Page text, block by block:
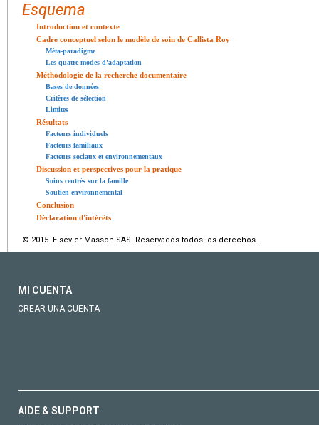
Esquema
Introduction et contexte
Cadre conceptuel selon le modèle de soin de Callista Roy
Méta-paradigme
Les quatre modes d'adaptation
Méthodologie de la recherche documentaire
Bases de données
Critères de sélection
Limites
Résultats
Facteurs individuels
Facteurs familiaux
Facteurs sociaux et environnementaux
Discussion et perspectives pour la pratique
Soins centrés sur la famille
Soutien environnemental
Conclusion
Déclaration d'intérêts
© 2015 Elsevier Masson SAS. Reservados todos los derechos.
MI CUENTA
CREAR UNA CUENTA
AIDE & SUPPORT